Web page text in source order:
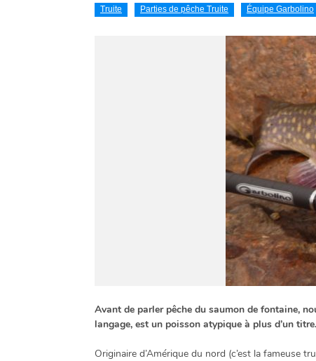
Truite Parties de pêche Truite Équipe Garbolino
Avant de parler pêche du saumon de fontaine,
langage, est un poisson atypique à plus d’un titre.
Originaire d’Amérique du nord (c’est la fameuse